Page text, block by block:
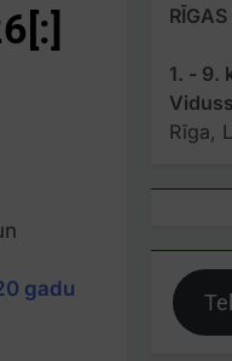
gadu
1. - 9.
Rīga,